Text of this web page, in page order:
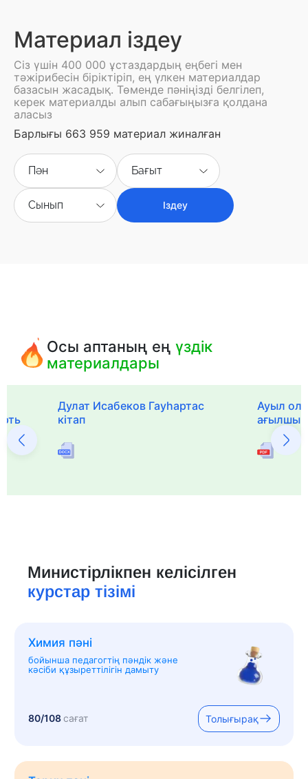
Материал іздеу
Сіз үшін 400 000 ұстаздардың еңбегі мен
тәжірибесін біріктіріп, ең үлкен материалдар
базасын жасадық. Төменде пәніңізді белгілеп,
керек материалды алып сабағыңызға қолдана
аласыз
Барлығы 663 959 материал жиналған
Пән Бағыт
Сынып Іздеу
Осы аптаның еңүздік
материалдары
Дулат Исабеков Гауһартас
кітап
Ауыл
ағылшын
Министірлікпен келісілген
курстар тізімі
Химия пәні
бойынша педагогтің пәндік және
кәсіби құзыреттілігін дамыту
80/108сағат Толығырақ